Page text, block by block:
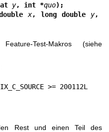
y, int *quo);
x, long double y,
Test-Makros (siehe
>= 200112L
Rest und einen Teil des